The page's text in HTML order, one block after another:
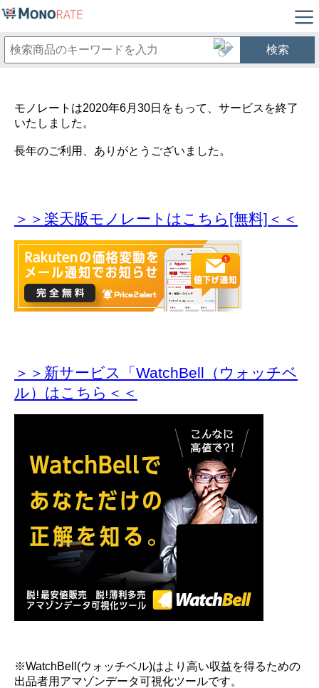
検索
モノレートは2020年6月30日をもって、サービスを終了
いたしました。
長年のご利用、ありがとうございました。
＞＞楽天版モノレートはこちら[無料]＜＜
＞＞新サービス「WatchBell（ウォッチベ
ル）はこちら＜＜
※WatchBell(ウォッチベル)はより高い収益を得るための
出品者用アマゾンデータ可視化ツールです。